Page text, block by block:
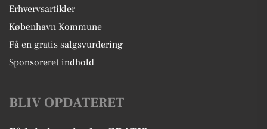
Erhvervsartikler
København Kommune
Få en gratis salgsvurdering
Sponsoreret indhold
BLIV OPDATERET